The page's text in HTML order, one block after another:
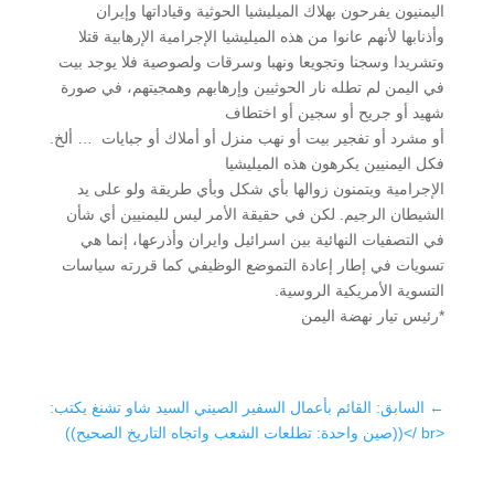
اليمنيون يفرحون بهلاك الميليشيا الحوثية وقياداتها وإيران
وأذنابها لأنهم عانوا من هذه الميليشيا الإجرامية الإرهابية قتلا
وتشريدا وسجنا وتجويعا ونهبا وسرقات ولصوصية فلا يوجد بيت
في اليمن لم تطله نار الحوثيين وإرهابهم وهمجيتهم، في صورة
شهيد أو جريح أو سجين أو اختطاف
أو مشرد أو تفجير بيت أو نهب منزل أو أملاك أو جبايات … ألخ.
فكل اليمنيين يكرهون هذه الميليشيا
الإجرامية ويتمنون زوالها بأي شكل وبأي طريقة ولو على يد
الشيطان الرجيم. لكن في حقيقة الأمر ليس لليمنيين أي شأن
في التصفيات النهائية بين اسرائيل وايران وأذرعها، إنما هي
تسويات في إطار إعادة التموضع الوظيفي كما قررته سياسات
التسوية الأمريكية الروسية.
*رئيس تيار نهضة اليمن
← السابق: القائم بأعمال السفير الصيني السيد شاو تشنغ يكتب:
<br />((صين واحدة: تطلعات الشعب واتجاه التاريخ الصحيح))